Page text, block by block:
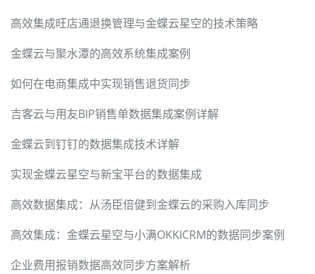
高效集成旺店通退换管理与金蝶云星空的技术策略
金蝶云与聚水潭的高效系统集成案例
如何在电商集成中实现销售退货同步
吉客云与用友BIP销售单数据集成案例详解
金蝶云到钉钉的数据集成技术详解
实现金蝶云星空与新宝平台的数据集成
高效数据集成：从汤臣倍健到金蝶云的采购入库同步
高效集成：金蝶云星空与小满OKKICRM的数据同步案例
企业费用报销数据高效同步方案解析